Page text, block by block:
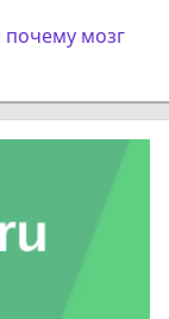
почему мозг